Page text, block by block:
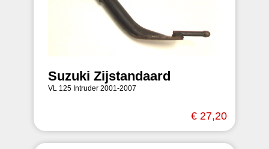
Suzuki Zijstandaard
VL 125 Intruder 2001-2007
€ 27,20